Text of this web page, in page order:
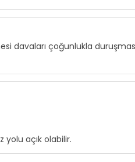
davaları çoğunlukla
yolu açık olabilir.